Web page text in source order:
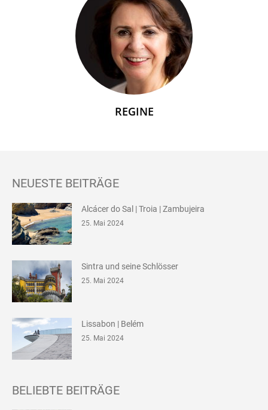
REGINE
NEUESTE BEITRÄGE
Alcácer do Sal | Troia | Zambujeira
25. Mai 2024
Sintra und seine Schlösser
25. Mai 2024
Lissabon | Belém
25. Mai 2024
BELIEBTE BEITRÄGE